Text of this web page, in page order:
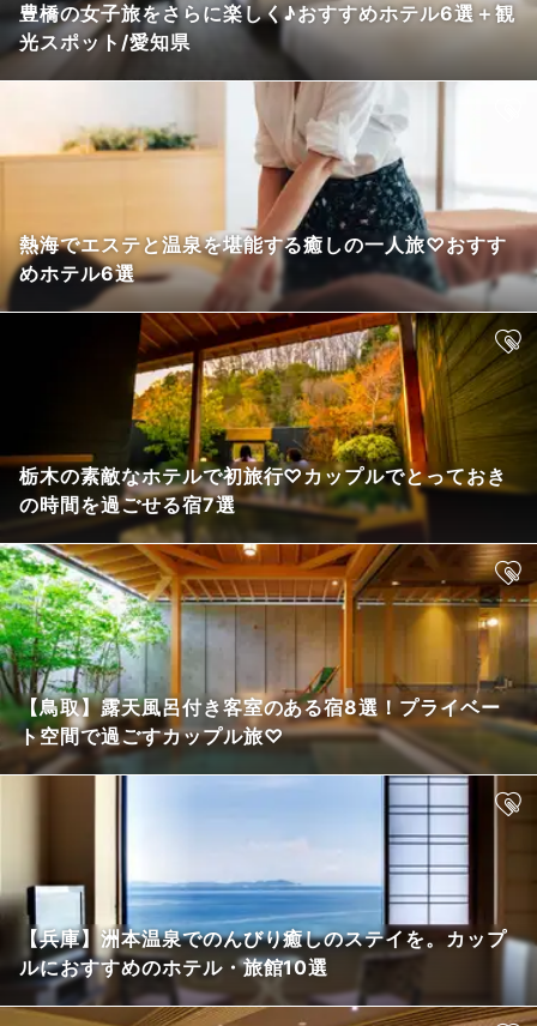
豊橋の女子旅をさらに楽しく♪おすすめホテル6選＋観
光スポット/愛知県
熱海でエステと温泉を堪能する癒しの一人旅♡おすす
めホテル6選
栃木の素敵なホテルで初旅行♡カップルでとっておき
の時間を過ごせる宿7選
【鳥取】露天風呂付き客室のある宿8選！プライベー
ト空間で過ごすカップル旅♡
【兵庫】洲本温泉でのんびり癒しのステイを。カップ
ルにおすすめのホテル・旅館10選